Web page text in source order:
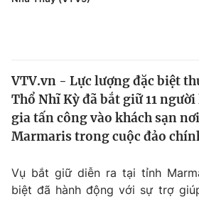
Pháp luật
Thế giới
Tin tức
Thế giới đó đây
Câu chuyện quốc tế
Kinh tế
Thị trường
Dữ liệu và đời sống
Công nghệ
VTV.vn - Lực lượng đặc biệt
Thổ Nhĩ Kỳ đã bắt giữ 11
gia tấn công vào khách sạn
Marmaris trong cuộc đảo
Vụ bắt giữ diễn ra tại tỉnh
biệt đã hành động với sự trợ